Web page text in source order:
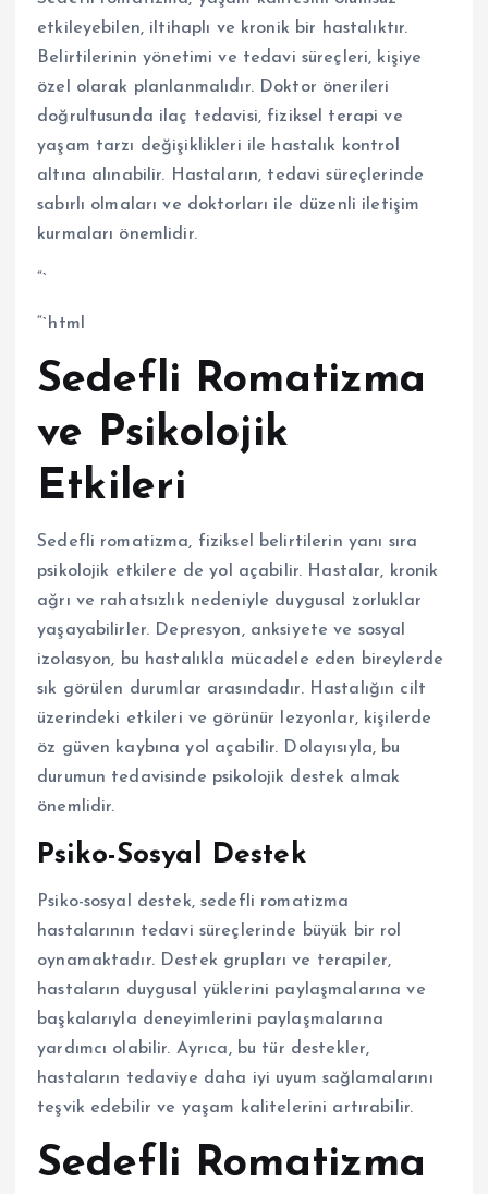
etkileyebilen, iltihaplı ve kronik bir hastalıktır.
Belirtilerinin yönetimi ve tedavi süreçleri, kişiye
özel olarak planlanmalıdır. Doktor önerileri
doğrultusunda ilaç tedavisi, fiziksel terapi ve
yaşam tarzı değişiklikleri ile hastalık kontrol
altına alınabilir. Hastaların, tedavi süreçlerinde
sabırlı olmaları ve doktorları ile düzenli iletişim
kurmaları önemlidir.
“`
“`html
Sedefli Romatizma
ve Psikolojik
Etkileri
Sedefli romatizma, fiziksel belirtilerin yanı sıra
psikolojik etkilere de yol açabilir. Hastalar, kronik
ağrı ve rahatsızlık nedeniyle duygusal zorluklar
yaşayabilirler. Depresyon, anksiyete ve sosyal
izolasyon, bu hastalıkla mücadele eden bireylerde
sık görülen durumlar arasındadır. Hastalığın cilt
üzerindeki etkileri ve görünür lezyonlar, kişilerde
öz güven kaybına yol açabilir. Dolayısıyla, bu
durumun tedavisinde psikolojik destek almak
önemlidir.
Psiko-Sosyal Destek
Psiko-sosyal destek, sedefli romatizma
hastalarının tedavi süreçlerinde büyük bir rol
oynamaktadır. Destek grupları ve terapiler,
hastaların duygusal yüklerini paylaşmalarına ve
başkalarıyla deneyimlerini paylaşmalarına
yardımcı olabilir. Ayrıca, bu tür destekler,
hastaların tedaviye daha iyi uyum sağlamalarını
teşvik edebilir ve yaşam kalitelerini artırabilir.
Sedefli Romatizma